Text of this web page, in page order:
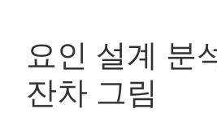
요인 설계 분
잔차 그림